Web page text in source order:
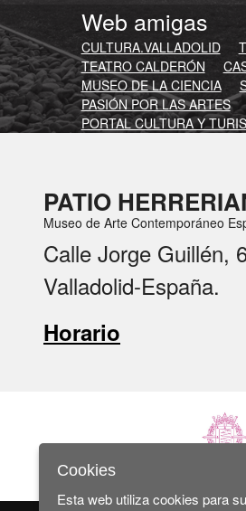
Web amigas
CULTURA.VALLADOLID
TEATRO CALDERÓN
MUSEO DE LA CIENCIA
PASIÓN POR LAS ARTES
PORTAL CULTURA Y
PATIO
Museo de Arte Contemporáneo
Calle Jorge Guillén,
Valladolid-España.
Horario
Cookies
Esta web utiliza cookies para